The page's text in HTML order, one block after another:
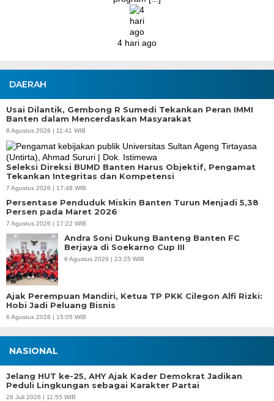
DAERAH
Usai Dilantik, Gembong R Sumedi Tekankan Peran IMMI
Banten dalam Mencerdaskan Masyarakat
8 Agustus 2026 | 11:41 WIB
Seleksi Direksi BUMD Banten Harus Objektif, Pengamat
Tekankan Integritas dan Kompetensi
7 Agustus 2026 | 17:48 WIB
Persentase Penduduk Miskin Banten Turun Menjadi 5,38
Persen pada Maret 2026
7 Agustus 2026 | 17:22 WIB
Andra Soni Dukung Banteng Banten FC
Berjaya di Soekarno Cup III
6 Agustus 2026 | 23:25 WIB
Ajak Perempuan Mandiri, Ketua TP PKK Cilegon Alfi Rizki:
Hobi Jadi Peluang Bisnis
6 Agustus 2026 | 15:05 WIB
NASIONAL
Jelang HUT ke-25, AHY Ajak Kader Demokrat Jadikan
Peduli Lingkungan sebagai Karakter Partai
28 Juli 2026 | 11:55 WIB